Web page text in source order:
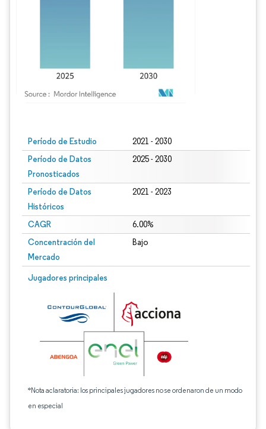
Período de Estudio 2021 - 2030
Período de Datos
Pronosticados
2025 - 2030
Período de Datos
Históricos
2021 - 2023
CAGR 6.00%
Concentración del
Mercado
Bajo
Jugadores principales
*Nota aclaratoria: los principales jugadores no se ordenaron de un modo
en especial